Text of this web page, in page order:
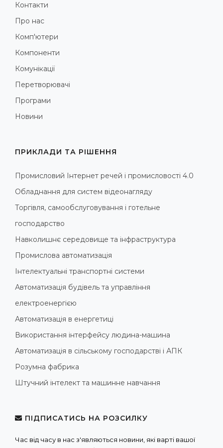
Контакти
Про нас
Комп'ютери
Компоненти
Комунікації
Перетворювачі
Програми
Новини
ПРИКЛАДИ ТА РІШЕННЯ
Промисловий Інтернет речей і промисловості 4.0
Обладнання для систем відеонагляду
Торгівля, самообслуговування і готельне
господарство
Навколишнє середовище та інфраструктура
Промислова автоматизація
Інтелектуальні транспортні системи
Автоматизація будівель та управління
електроенергією
Автоматизація в енергетиці
Використання інтерфейсу людина-машина
Автоматизація в сільському господарстві і АПК
Розумна фабрика
Штучний інтелект та машинне навчання
ПІДПИСАТИСЬ НА РОЗСИЛКУ
Час від часу в нас з'являються новини, які варті вашої